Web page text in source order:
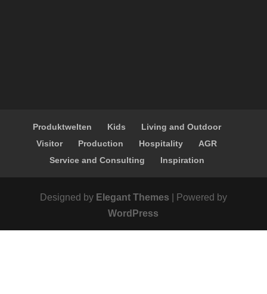
Produktwelten Kids
Living and Outdoor
Visitor
Production Hospitality
AGR
Service and Consulting
Inspiration
Designed by Elegant Themes | Powered by
WordPress